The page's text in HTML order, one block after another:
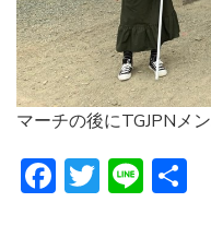
マーチの後にTGJPNメ
Facebook
Twitter
Line